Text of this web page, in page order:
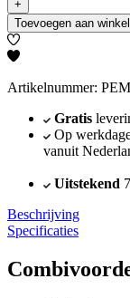
+
Toevoegen aan
Artikelnummer:
Gratis
Op
vanuit
Uitstekend
Beschrijving
Specificaties